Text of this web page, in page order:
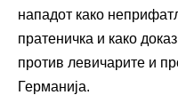
нападот како
пратеничка и како
против левичарите и
Германија.